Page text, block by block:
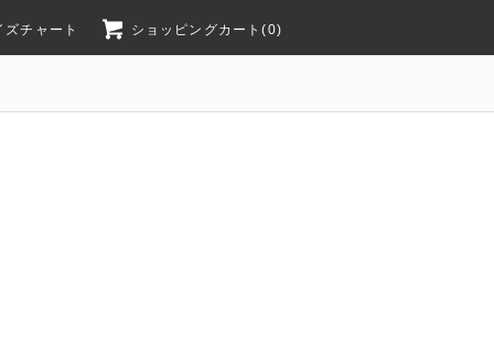
チャート ショッピングカート(0)